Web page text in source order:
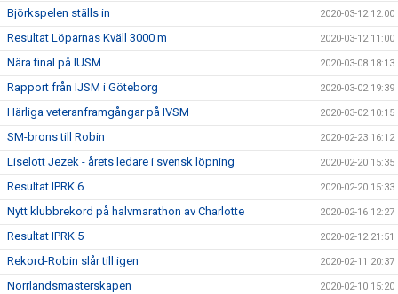
Björkspelen ställs in 2020-03-12 12:00
Resultat Löparnas Kväll 3000 m 2020-03-12 11:00
Nära final på IUSM 2020-03-08 18:13
Rapport från IJSM i Göteborg 2020-03-02 19:39
Härliga veteranframgångar på IVSM 2020-03-02 10:15
SM-brons till Robin 2020-02-23 16:12
Liselott Jezek - årets ledare i svensk löpning 2020-02-20 15:35
Resultat IPRK 6 2020-02-20 15:33
Nytt klubbrekord på halvmarathon av Charlotte 2020-02-16 12:27
Resultat IPRK 5 2020-02-12 21:51
Rekord-Robin slår till igen 2020-02-11 20:37
Norrlandsmästerskapen 2020-02-10 15:20